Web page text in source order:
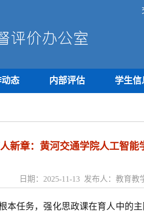
态 内部评估 学生信
新章：黄河交通学院人工智
日期：2025-11-13 发布人：教育
本任务，强化思政课在育人中的